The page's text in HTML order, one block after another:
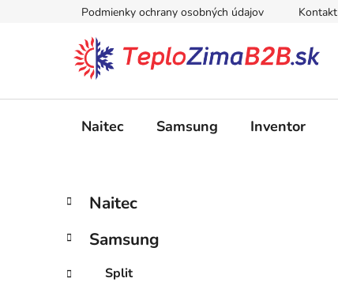
Podmienky ochrany osobných údajov Kontakt
Naitec Samsung Inventor
B
č
ý
Preskočiť
kategórie
K
a
e
ó
Naitec
Samsung
Split